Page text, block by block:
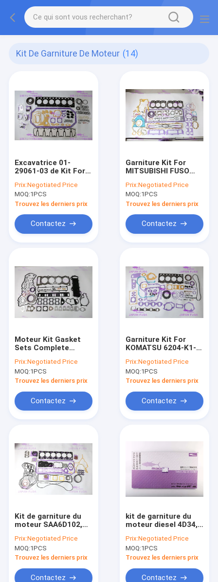
Kit De Garniture De Moteur (14)
Excavatrice 01-
29061-03 de Kit For
moteur de D6D D7D
D12D
Prix:Negotiated Price
MOQ:1PCS
Trouvez les derniers prix
Contactez
Garniture Kit For
MITSUBISHI FUSO
moteur du Japon
S6KT
Prix:Negotiated Price
MOQ:1PCS
Trouvez les derniers prix
Contactez
Moteur Kit Gasket
Sets Complete
ME994673 de
Mitsubishi 4M50
Prix:Negotiated Price
MOQ:1PCS
Trouvez les derniers prix
Contactez
Garniture Kit For
KOMATSU 6204-K1-
de moteur d'OEM
S4D95
Prix:Negotiated Price
MOQ:1PCS
Trouvez les derniers prix
Contactez
Kit de garniture du
moteur SAA6D102,
garniture de culasse
6738-K1-1100
Prix:Negotiated Price
MOQ:1PCS
Trouvez les derniers prix
Contactez
kit de garniture du
moteur diesel 4D34,
de culasse de
MITSUBISHUI
Prix:Negotiated Price
MOQ:1PCS
Trouvez les derniers prix
Contactez